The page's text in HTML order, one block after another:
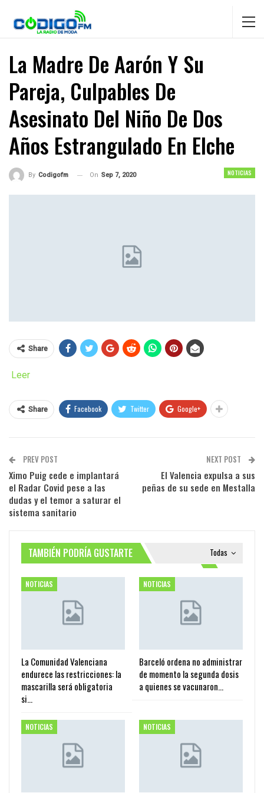
La Madre De Aarón Y Su
Pareja, Culpables De
Asesinato Del Niño De Dos
Años Estrangulado En Elche
NOTICIAS
By Codigofm On Sep 7, 2020
Share
Leer
Share Facebook Twitter Google+
PREV POST
Ximo Puig cede e implantará
el Radar Covid pese a las
dudas y el temor a saturar el
sistema sanitario
NEXT POST
El Valencia expulsa a sus
peñas de su sede en Mestalla
Todas
TAMBIÉN PODRÍA GUSTARTE
NOTICIAS
La Comunidad Valenciana
endurece las restricciones: la
mascarilla será obligatoria
si…
NOTICIAS
Barceló ordena no administrar
de momento la segunda dosis
a quienes se vacunaron…
NOTICIAS NOTICIAS